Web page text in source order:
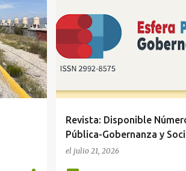
+
Revista: Disponible
Pública-Gobernanza y
el julio 21, 2026